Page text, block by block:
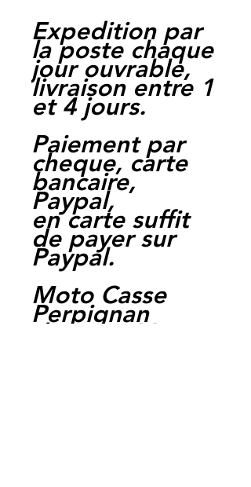
Expedition par
la poste chaque
jour ouvrable,
livraison entre 1
et 4 jours.
Paiement par
cheque, carte
bancaire,
Paypal,
en carte suffit
de payer sur
Paypal.
Moto Casse
Perpignan
depuis 1997